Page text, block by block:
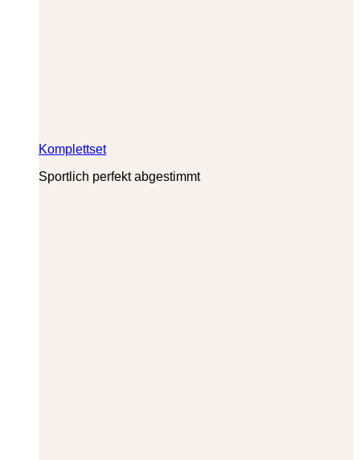
Komplettset
Sportlich perfekt abgestimmt